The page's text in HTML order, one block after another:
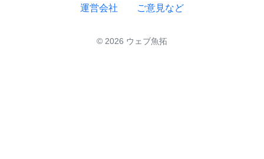
運営会社 ご意見など
© 2026 ウェブ魚拓